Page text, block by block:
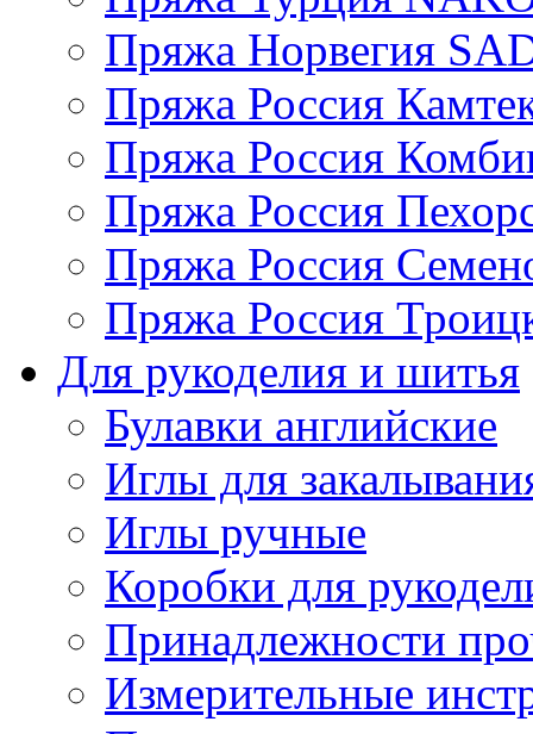
Пряжа Норвегия
Пряжа Россия
Пряжа Россия
Пряжа Россия
Пряжа Россия
Пряжа Россия
Для рукоделия и шитья
Булавки английские
Иглы для
Иглы ручные
Коробки для
Принадлежности
Измерительные